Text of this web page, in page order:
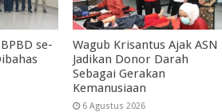
se-
Wagub Krisantus Ajak ASN
Jadikan Donor Darah
Sebagai Gerakan
Kemanusiaan
6 Agustus 2026